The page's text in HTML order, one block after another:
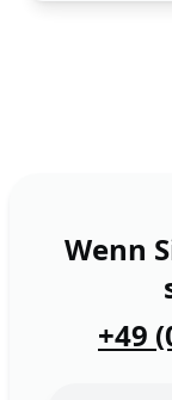
Wenn
+49